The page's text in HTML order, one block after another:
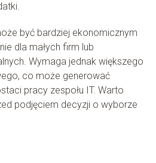
być bardziej ekonomicznym
dla małych firm lub
Wymaga jednak większego
co może generować
pracy zespołu IT. Warto
podjęciem decyzji o wyborze